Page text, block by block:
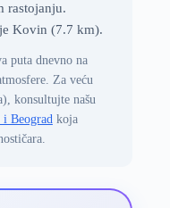
rastojanju.
Kovin (7.7 km).
puta dnevno na
Za veću
konsultujte našu
i Beogradkoja